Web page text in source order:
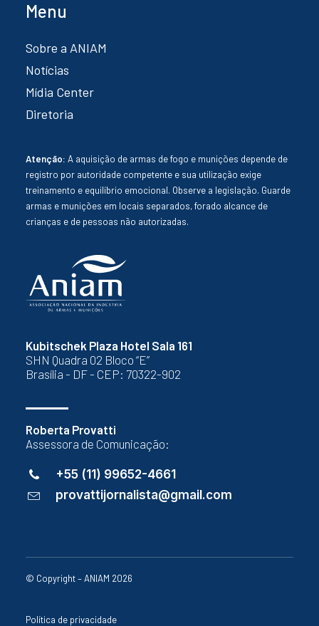
Kubitschek Plaza Hotel Sala 161
SHN Quadra 02 Bloco “E”
Brasília - DF - CEP: 70322-902
Roberta Provatti
Assessora de Comunicação:
+55 (11) 99652-4661
provattijornalista@gmail.com
Menu
Sobre a ANIAM
Notícias
Mídia Center
Diretoria
Atenção: A aquisição de armas de fogo e munições depende de
registro por autoridade competente e sua utilização exige
treinamento e equilíbrio emocional. Observe a legislação. Guarde
armas e munições em locais separados, forado alcance de
crianças e de pessoas não autorizadas.
© Copyright – ANIAM 2026
Política de privacidade